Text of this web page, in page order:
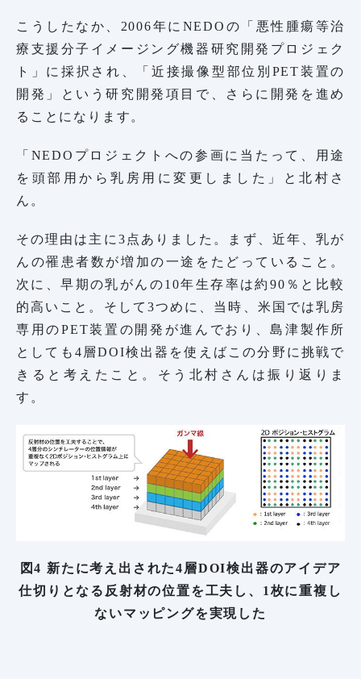
こうしたなか、2006年にNEDOの「悪性腫瘍等治
療支援分子イメージング機器研究開発プロジェク
ト」に採択され、「近接撮像型部位別PET装置の
開発」という研究開発項目で、さらに開発を進め
ることになります。
「NEDOプロジェクトへの参画に当たって、用途
を頭部用から乳房用に変更しました」と北村さ
ん。
その理由は主に3点ありました。まず、近年、乳が
んの罹患者数が増加の一途をたどっていること。
次に、早期の乳がんの10年生存率は約90％と比較
的高いこと。そして3つめに、当時、米国では乳房
専用のPET装置の開発が進んでおり、島津製作所
としても4層DOI検出器を使えばこの分野に挑戦で
きると考えたこと。そう北村さんは振り返りま
す。
図4 新たに考え出された4層DOI検出器のアイデア
仕切りとなる反射材の位置を工夫し、1枚に重複し
ないマッピングを実現した